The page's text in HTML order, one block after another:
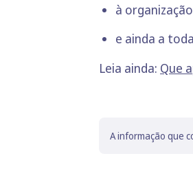
à
e ainda a
Leia ainda: Que
A informação que